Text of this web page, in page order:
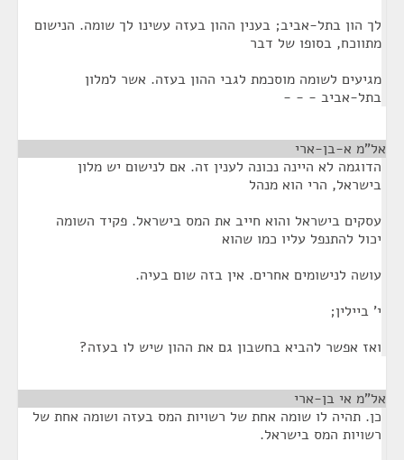
לך הון בתל-אביב; בענין ההון בעזה עשינו לך שומה. הנישום
מתווכח, בסופו של דבר
מגיעים לשומה מוסכמת לגבי ההון בעזה. אשר למלון
בתל-אביב - - -
אל"מ א-בן-ארי
הדוגמה לא היינה נכונה לענין זה. אם לנישום יש מלון
בישראל, הרי הוא מנהל
עסקים בישראל והוא חייב את המס בישראל. פקיד השומה
יכול להתנפל עליו כמו שהוא
עושה לנישומים אחרים. אין בזה שום בעיה.
י' ביילין;
ואז אפשר להביא בחשבון גם את ההון שיש לו בעזה?
אל"מ אי בן-ארי
כן. תהיה לו שומה אחת של רשויות המס בעזה ושומה אחת של
רשויות המס בישראל.